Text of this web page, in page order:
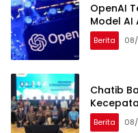
OpenAI
Model AI
Berita
Chatib
Berita